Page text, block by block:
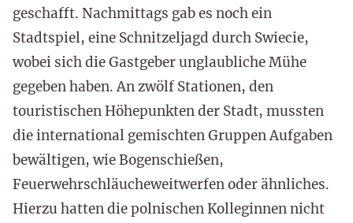
geschafft. Nachmittags gab es noch ein
Stadtspiel, eine Schnitzeljagd durch Swiecie,
wobei sich die Gastgeber unglaubliche Mühe
gegeben haben. An zwölf Stationen, den
touristischen Höhepunkten der Stadt, mussten
die international gemischten Gruppen Aufgaben
bewältigen, wie Bogenschießen,
Feuerwehrschläucheweitwerfen oder ähnliches.
Hierzu hatten die polnischen Kolleginnen nicht